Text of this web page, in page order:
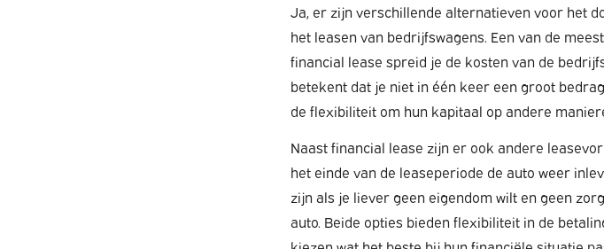
Ja, er zijn verschillende alternatieven voor het
het leasen van bedrijfswagens. Een van de
financial lease spreid je de kosten van de
betekent dat je niet in één keer een groot
de flexibiliteit om hun kapitaal op andere
Naast financial lease zijn er ook andere
het einde van de leaseperiode de auto weer
zijn als je liever geen eigendom wilt en geen
auto. Beide opties bieden flexibiliteit in de